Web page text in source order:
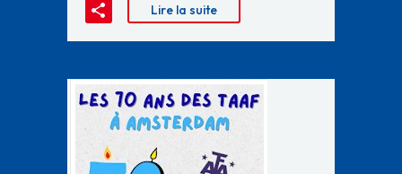
Lire la suite